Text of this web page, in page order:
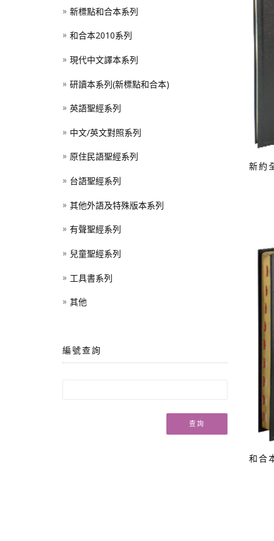
新約
和合
新標點和合本系列
和合本2010系列
現代中文譯本系列
研讀本系列(新標點和合本)
英語聖經系列
中文/英文對照系列
原住民語聖經系列
台語聖經系列
其他外語及特殊版本系列
有聲聖經系列
兒童聖經系列
工具書系列
其他
編號查詢
查詢